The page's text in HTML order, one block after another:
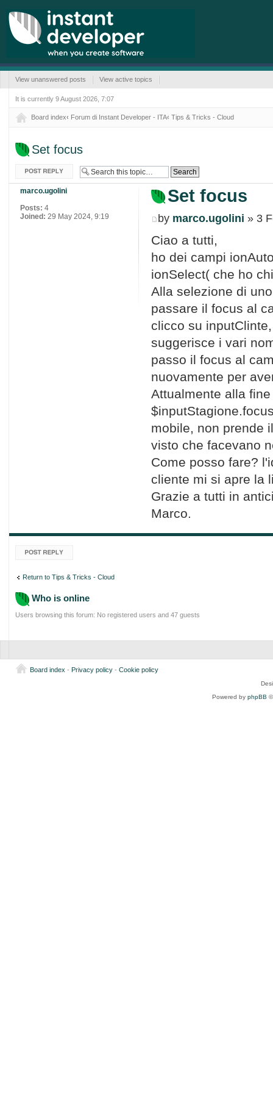
View unanswered posts View active topics
It is currently 9 August 2026, 7:07
Board index‹ Forum di Instant Developer - ITA‹ Tips & Tricks - Cloud
Set focus
Post a reply
Set focus
by marco.ugolini » 3
Ciao a tutti,
ho dei campi
ionSelect( che ho
Alla selezione di
passare il focus al
clicco su
suggerisce i vari
passo il focus al
nuovamente per
Attualmente alla
mobile, non prende
visto che facevano
Come posso fare?
cliente mi si apre la
Grazie a tutti in
Marco.
marco.ugolini
Posts: 4
Joined: 29 May 2024, 9:19
Post a reply
Return to Tips & Tricks - Cloud
Who is online
Users browsing this forum: No registered users and 47 guests
Board index - Privacy policy- Cookie policy
Powered by phpBB